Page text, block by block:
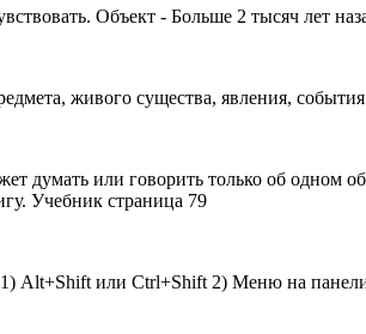
Объект - Больше 2 тысяч лет
живого существа, явления,
думать или говорить только об одном
Учебник страница 79
Alt+Shift или Ctrl+Shift 2) Меню на